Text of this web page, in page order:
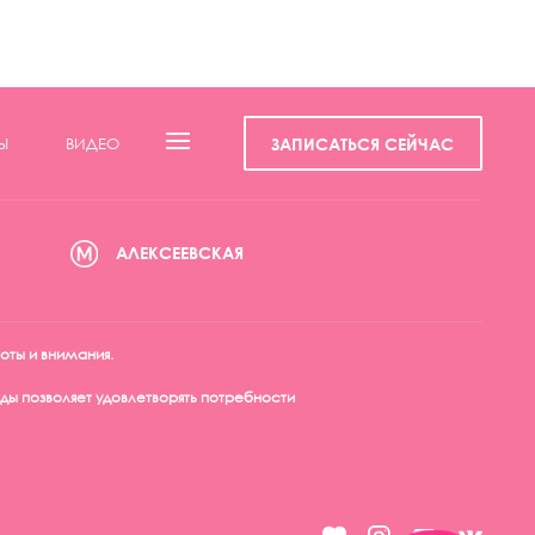
ВИДЕО ЗАПИСАТЬСЯ СЕЙЧАС
АЛЕКСЕЕВСКАЯ
и внимания.
удовлетворять потребности